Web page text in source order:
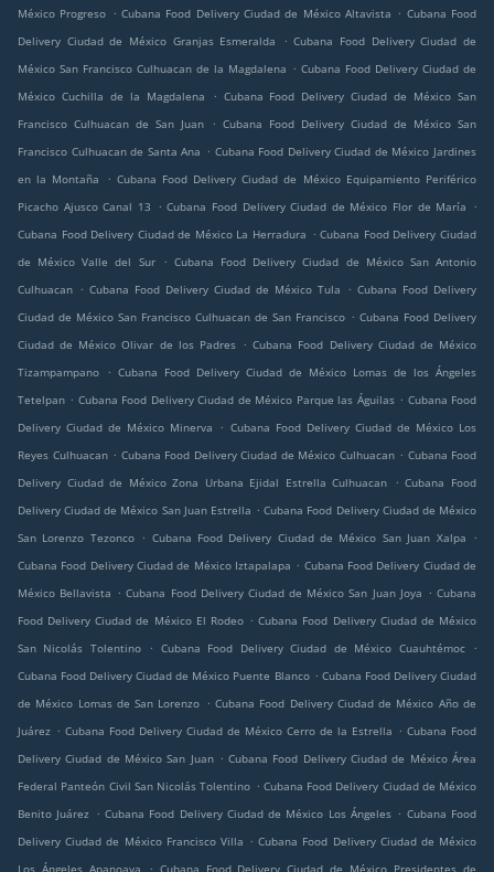
México Progreso . Cubana Food Delivery Ciudad de México Altavista . Cubana Food
Delivery Ciudad de México Granjas Esmeralda
. Cubana Food Delivery Ciudad de
México San Francisco Culhuacan de la Magdalena . Cubana Food Delivery Ciudad de
México Cuchilla de la Magdalena
. Cubana Food Delivery Ciudad de México San
Francisco Culhuacan de San Juan
. Cubana Food Delivery Ciudad de México San
Francisco Culhuacan de Santa Ana . Cubana Food Delivery Ciudad de México Jardines
en la Montaña
. Cubana Food Delivery Ciudad de México Equipamiento Periférico
Picacho Ajusco Canal 13
. Cubana Food Delivery Ciudad de México Flor de María
.
Cubana Food Delivery Ciudad de México La Herradura . Cubana Food Delivery Ciudad
de México Valle del Sur
. Cubana Food Delivery Ciudad de México San Antonio
Culhuacan . Cubana Food Delivery Ciudad de México Tula . Cubana Food Delivery
Ciudad de México San Francisco Culhuacan de San Francisco . Cubana Food Delivery
Ciudad de México Olivar de los Padres . Cubana Food Delivery Ciudad de México
Tizampampano
. Cubana Food Delivery Ciudad de México Lomas de los Ángeles
Tetelpan . Cubana Food Delivery Ciudad de México Parque las Águilas . Cubana Food
Delivery Ciudad de México Minerva
. Cubana Food Delivery Ciudad de México Los
Reyes Culhuacan . Cubana Food Delivery Ciudad de México Culhuacan . Cubana Food
Delivery Ciudad de México Zona Urbana Ejidal Estrella Culhuacan
. Cubana Food
Delivery Ciudad de México San Juan Estrella . Cubana Food Delivery Ciudad de México
San Lorenzo Tezonco . Cubana Food Delivery Ciudad de México San Juan Xalpa
.
Cubana Food Delivery Ciudad de México Iztapalapa . Cubana Food Delivery Ciudad de
México Bellavista . Cubana Food Delivery Ciudad de México San Juan Joya . Cubana
Food Delivery Ciudad de México El Rodeo . Cubana Food Delivery Ciudad de México
San Nicolás Tolentino
. Cubana Food Delivery Ciudad de México Cuauhtémoc
.
Cubana Food Delivery Ciudad de México Puente Blanco . Cubana Food Delivery Ciudad
de México Lomas de San Lorenzo . Cubana Food Delivery Ciudad de México Año de
Juárez . Cubana Food Delivery Ciudad de México Cerro de la Estrella . Cubana Food
Delivery Ciudad de México San Juan . Cubana Food Delivery Ciudad de México Área
Federal Panteón Civil San Nicolás Tolentino . Cubana Food Delivery Ciudad de México
Benito Juárez . Cubana Food Delivery Ciudad de México Los Ángeles . Cubana Food
Delivery Ciudad de México Francisco Villa . Cubana Food Delivery Ciudad de México
.